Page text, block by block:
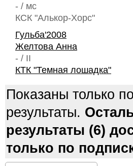
- / мс
КСК "Алькор-Хорс"
Гульба'2008
Желтова Анна
- / II
КТК "Темная лошадка"
Показаны только
результаты.
результаты (6)
только по